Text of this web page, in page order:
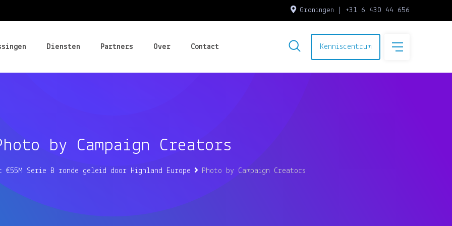
Groningen | +31 6 430 44 656
Diensten Partners Over Contact Kenniscentrum
by Campaign Creators
Serie B ronde geleid door Highland Europe Photo by Campaign Creators